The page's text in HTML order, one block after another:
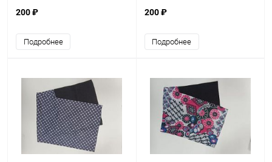
200 ₽
Подробнее
200 ₽
Подробнее